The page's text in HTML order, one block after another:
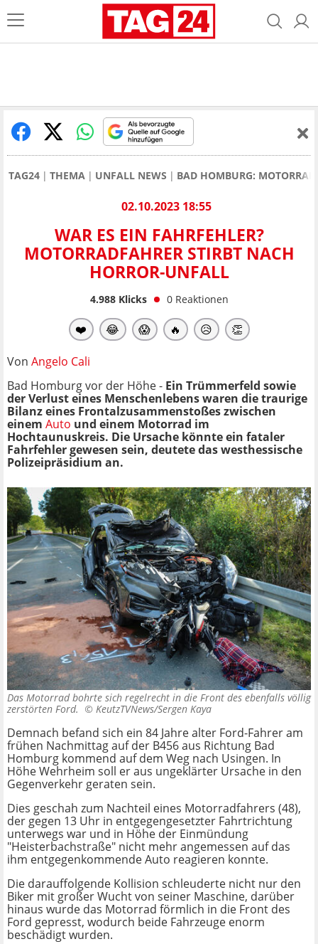
TAG24 THEMA UNFALL NEWS BAD HOMBURG:
02.10.2023 18:55
WAR ES EIN FAHRFEHLER?
MOTORRADFAHRER STIRBT NACH
HORROR-UNFALL
4.988Klicks 0 Reaktionen
❤️ 😂 😱 🔥 😥 👏
Von Angelo Cali
Bad Homburg vor der Höhe - Ein Trümmerfeld sowie
der Verlust eines Menschenlebens waren die traurige
Bilanz eines Frontalzusammenstoßes zwischen
einem Auto und einem Motorrad im
Hochtaunuskreis. Die Ursache könnte ein fataler
Fahrfehler gewesen sein, deutete das westhessische
Polizeipräsidium an.
Das Motorrad bohrte sich regelrecht in die Front des ebenfalls völlig
zerstörten Ford. © KeutzTVNews/Sergen Kaya
Demnach befand sich ein 84 Jahre alter Ford-Fahrer am
frühen Nachmittag auf der B456 aus Richtung Bad
Homburg kommend auf dem Weg nach Usingen. In
Höhe Wehrheim soll er aus ungeklärter Ursache in den
Gegenverkehr geraten sein.
Dies geschah zum Nachteil eines Motorradfahrers (48),
der gegen 13 Uhr in entgegengesetzter Fahrtrichtung
unterwegs war und in Höhe der Einmündung
"Heisterbachstraße" nicht mehr angemessen auf das
ihm entgegenkommende Auto reagieren konnte.
Die darauffolgende Kollision schleuderte nicht nur den
Biker mit großer Wucht von seiner Maschine, darüber
hinaus wurde das Motorrad förmlich in die Front des
Ford gepresst, wodurch beide Fahrzeuge enorm
beschädigt wurden.